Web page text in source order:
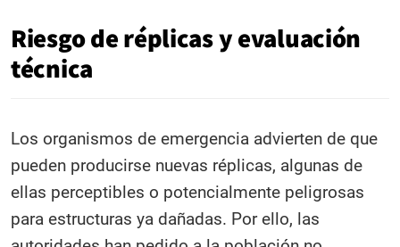
Riesgo de réplicas y evaluación
técnica
Los organismos de emergencia advierten de que
pueden producirse nuevas réplicas, algunas de
ellas perceptibles o potencialmente peligrosas
para estructuras ya dañadas. Por ello, las